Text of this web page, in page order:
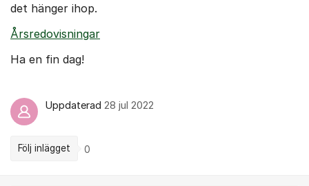
det hänger ihop.
Årsredovisningar
Ha en fin dag!
Uppdaterad 28 jul 2022
Följ inlägget 0